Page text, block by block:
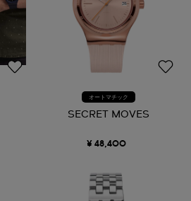
オートマチック
SECRET MOVES
¥ 48,400